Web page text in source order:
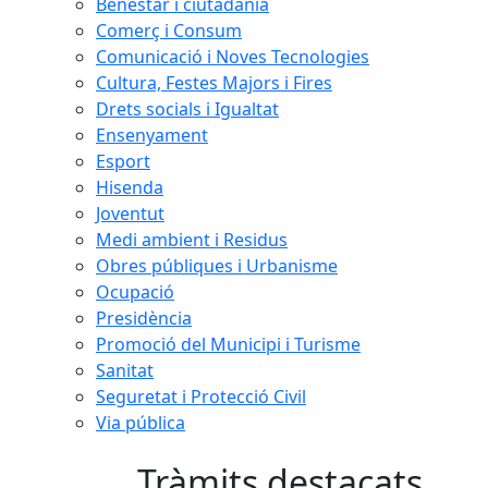
Comerç i Consum
Comunicació i Noves Tecnologies
Cultura, Festes Majors i Fires
Drets socials i Igualtat
Ensenyament
Esport
Hisenda
Joventut
Medi ambient i Residus
Obres públiques i Urbanisme
Ocupació
Presidència
Promoció del Municipi i Turisme
Sanitat
Seguretat i Protecció Civil
Via pública